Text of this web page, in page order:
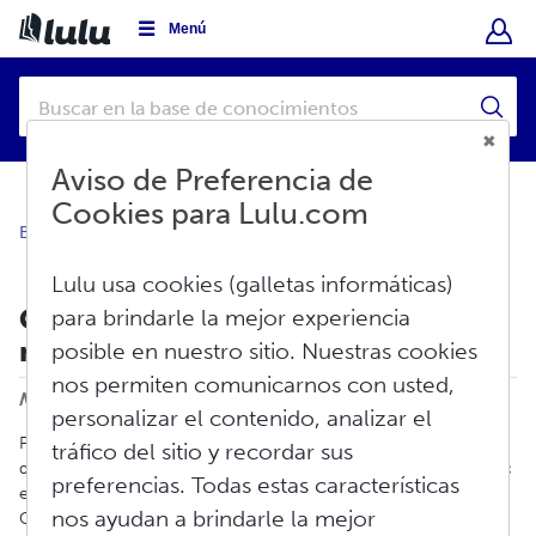
Menú
Base de conocimientos
Cómo ponerse en contacto con
nosotros
Imprimir
Modificado en: Lun, Jun 15, 2026 a 3:03 P. M.
Para informar de un problema en cualquier momento del día,
desplácese hasta la parte inferior de nuestro sitio web y haga clic
en
Comuníquese con Soporte en nuestro pie de página.
Complete el formulario y a continuación haga clic en
Aviso de Preferencia de
Cookies para Lulu.com
Lulu usa cookies (galletas informáticas)
para brindarle la mejor experiencia
posible en nuestro sitio. Nuestras cookies
nos permiten comunicarnos con usted,
personalizar el contenido, analizar el
tráfico del sitio y recordar sus
preferencias. Todas estas características
nos ayudan a brindarle la mejor